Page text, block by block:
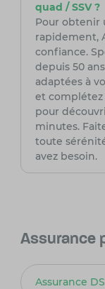
quad / SSV ?
Pour obtenir
rapidement,
confiance.
depuis 50
adaptées à
et
pour
minutes.
toute
avez besoin.
Assurance
Assurance